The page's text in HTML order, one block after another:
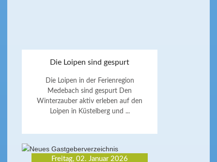
Die Loipen sind gespurt
Die Loipen in der Ferienregion
Medebach sind gespurt Den
Winterzauber aktiv erleben auf den
Loipen in Küstelberg und ...
Freitag, 02. Januar 2026